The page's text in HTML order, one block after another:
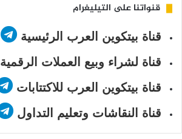
قنواتنا على التيليغرام
قناة بيتكوين العرب الرئيسية
قناة لشراء وبيع العملات الرقمية
قناة بيتكوين العرب للاكتتابات
قناة النقاشات وتعليم التداول